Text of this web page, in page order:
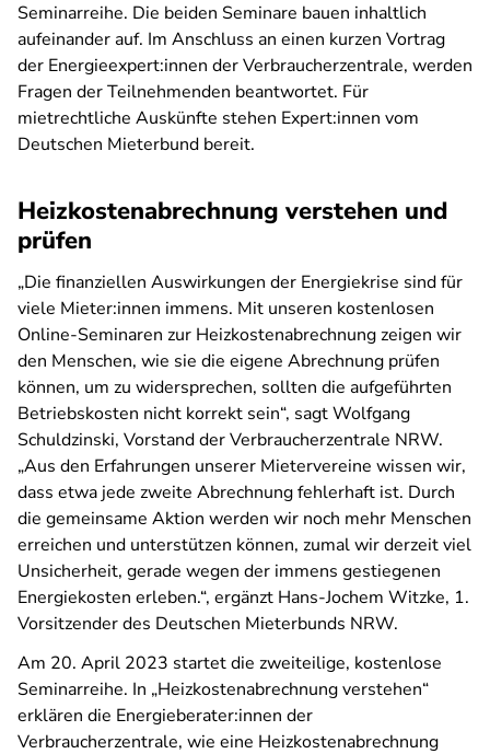
Seminarreihe. Die beiden Seminare bauen inhaltlich
aufeinander auf. Im Anschluss an einen kurzen Vortrag
der Energieexpert:innen der Verbraucherzentrale, werden
Fragen der Teilnehmenden beantwortet. Für
mietrechtliche Auskünfte stehen Expert:innen vom
Deutschen Mieterbund bereit.
Heizkostenabrechnung verstehen und
prüfen
„Die finanziellen Auswirkungen der Energiekrise sind für
viele Mieter:innen immens. Mit unseren kostenlosen
Online-Seminaren zur Heizkostenabrechnung zeigen wir
den Menschen, wie sie die eigene Abrechnung prüfen
können, um zu widersprechen, sollten die aufgeführten
Betriebskosten nicht korrekt sein“, sagt Wolfgang
Schuldzinski, Vorstand der Verbraucherzentrale NRW.
„Aus den Erfahrungen unserer Mietervereine wissen wir,
dass etwa jede zweite Abrechnung fehlerhaft ist. Durch
die gemeinsame Aktion werden wir noch mehr Menschen
erreichen und unterstützen können, zumal wir derzeit viel
Unsicherheit, gerade wegen der immens gestiegenen
Energiekosten erleben.“, ergänzt Hans-Jochem Witzke, 1.
Vorsitzender des Deutschen Mieterbunds NRW.
Am 20. April 2023 startet die zweiteilige, kostenlose
Seminarreihe. In „Heizkostenabrechnung verstehen“
erklären die Energieberater:innen der
Verbraucherzentrale, wie eine Heizkostenabrechnung